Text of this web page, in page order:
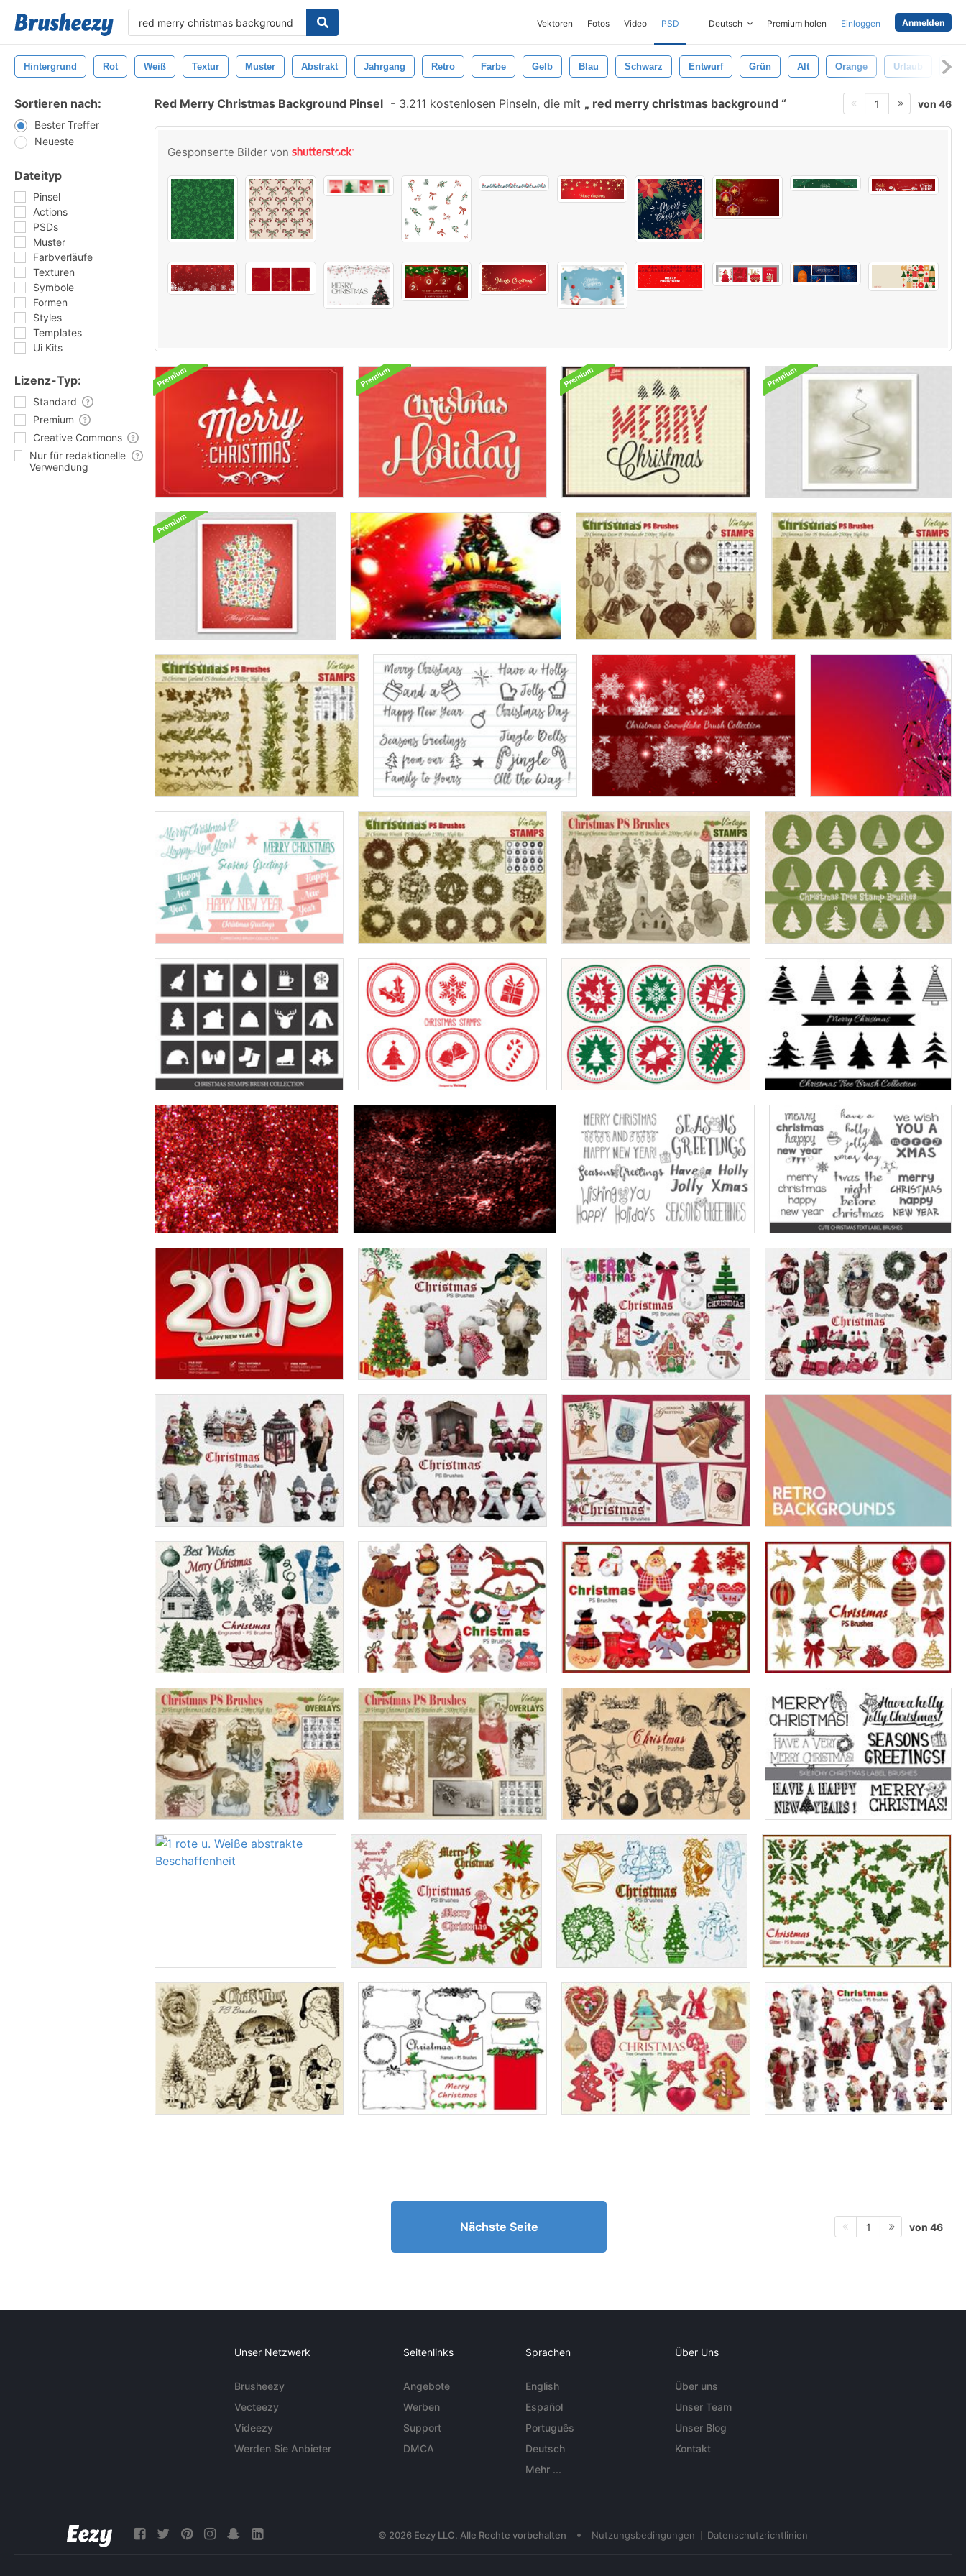
Vektoren Fotos Video PSD Deutsch Premium holen Einloggen Anmelden
Hintergrund Rot Weiß Textur Muster Abstrakt Jahrgang Retro Farbe Gelb Blau Schwarz Entwurf Grün Alt Orange Urlaub
Sortieren nach:
Bester Treffer
Neueste
Dateityp
Pinsel
Actions
PSDs
Muster
Farbverläufe
Texturen
Symbole
Formen
Styles
Templates
Ui Kits
Lizenz-Typ:
Standard
Premium
Creative Commons
Nur für redaktionelle
Verwendung
Red Merry Christmas Background Pinsel - 3.211 kostenlosen Pinseln, die mit red merry christmas background 1 von 46
Gesponserte Bilder von
Nächste Seite 1 von 46
Unser Netzwerk
Brusheezy
Vecteezy
Videezy
Werden Sie Anbieter
Seitenlinks
Angebote
Werben
Support
DMCA
Sprachen
English
Español
Português
Deutsch
Mehr ...
Über Uns
Über uns
Unser Team
Unser Blog
Kontakt
© 2026 Eezy LLC. Alle Rechte vorbehalten • Nutzungsbedingungen Datenschutzrichtlinien